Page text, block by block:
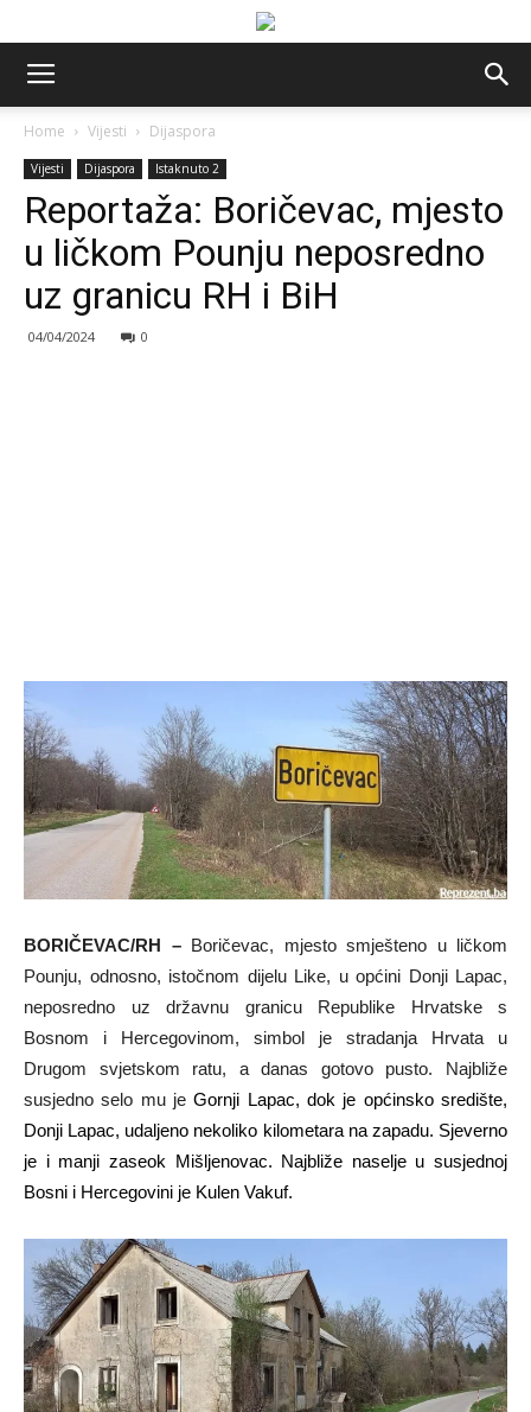
Home Vijesti Dijaspora
Vijesti Dijaspora Istaknuto 2
Reportaža: Boričevac, mjesto
u ličkom Pounju neposredno
uz granicu RH i BiH
04/04/2024 0
BORIČEVAC/RH –Boričevac, mjesto smješteno u ličkom
Pounju, odnosno, istočnom dijelu Like, u općini Donji Lapac,
neposredno uz državnu granicu Republike Hrvatske s
Bosnom i Hercegovinom, simbol je stradanja Hrvata u
Drugom svjetskom ratu, a danas gotovo pusto. Najbliže
susjedno selo mu jeGornji Lapac, dok je općinsko središte,
Donji Lapac, udaljeno nekoliko kilometara na zapadu. Sjeverno
je i manji zaseok Mišljenovac. Najbliže naselje u susjednoj
Bosni i Hercegovini je Kulen Vakuf.